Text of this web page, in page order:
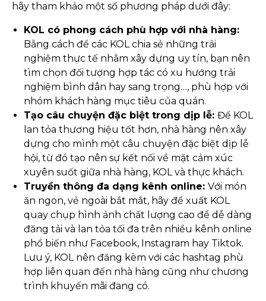
hãy tham khảo một số phương pháp dưới đây:
KOL có phong cách phù hợp với nhà hàng:
Bằng cách để các KOL chia sẻ những trải
nghiệm thực tế nhằm xây dựng uy tín, bạn nên
tìm chọn đối tượng hợp tác có xu hướng trải
nghiệm bình dân hay sang trọng…, phù hợp với
nhóm khách hàng mục tiêu của quán.
Tạo câu chuyện đặc biệt trong dịp lễ: Để KOL
lan tỏa thương hiệu tốt hơn, nhà hàng nên xây
dựng cho mình một câu chuyện đặc biệt dịp lễ
hội, từ đó tạo nên sự kết nối về mặt cảm xúc
xuyên suốt giữa nhà hàng, KOL và thực khách.
Truyền thông đa dạng kênh online: Với món
ăn ngon, vẻ ngoài bắt mắt, hãy đề xuất KOL
quay chụp hình ảnh chất lượng cao để dễ dàng
đăng tải và lan tỏa tối đa trên nhiều kênh online
phổ biến như Facebook, Instagram hay Tiktok.
Lưu ý, KOL nên đăng kèm với các hashtag phù
hợp liên quan đến nhà hàng cũng như chương
trình khuyến mãi đang có.